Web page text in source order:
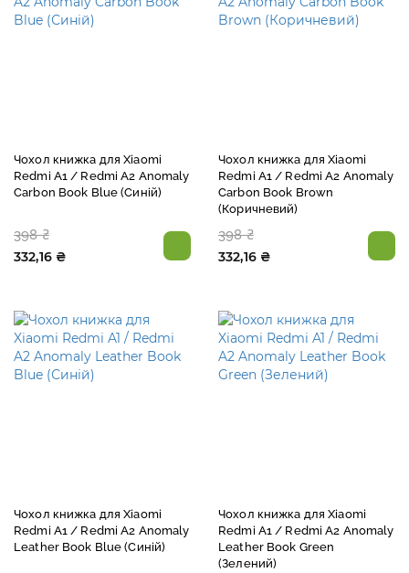
Чохол книжка для Xiaomi
Redmi A1 / Redmi A2 Anomaly
Carbon Book Blue (Синій)
398 ₴
332,16 ₴
Чохол книжка для Xiaomi
Redmi A1 / Redmi A2 Anomaly
Carbon Book Brown
(Коричневий)
398 ₴
332,16 ₴
Чохол книжка для Xiaomi
Redmi A1 / Redmi A2 Anomaly
Leather Book Blue (Синій)
Чохол книжка для Xiaomi
Redmi A1 / Redmi A2 Anomaly
Leather Book Green
(Зелений)